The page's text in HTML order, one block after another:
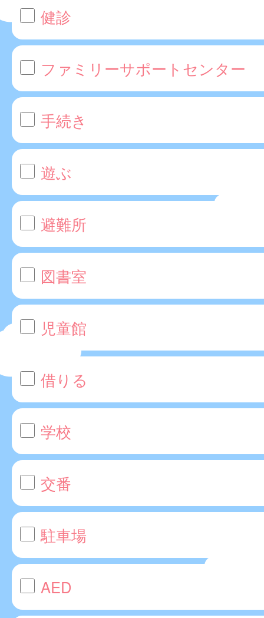
健診
ファミリーサポートセンター
手続き
遊ぶ
避難所
図書室
児童館
借りる
学校
交番
駐車場
AED